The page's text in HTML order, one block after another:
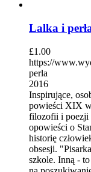
Lalka i
£1.00
https://
perla
2016
Inspirujące,
powieści XIX
filozofii i poezji
opowieści o
historię
obsesji.
szkole. Inną -